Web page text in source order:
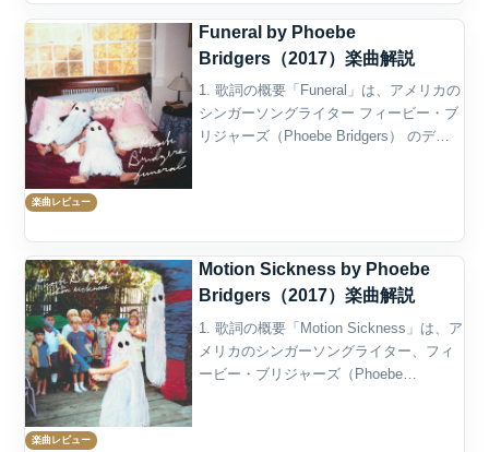
楽曲レビュー
Funeral by Phoebe
Bridgers（2017）楽曲解説
1. 歌詞の概要「Funeral」は、アメリカの
シンガーソングライター フィービー・ブ
リジャーズ（Phoebe Bridgers） のデビ
楽曲レビュー
Motion Sickness by Phoebe
Bridgers（2017）楽曲解説
1. 歌詞の概要「Motion Sickness」は、ア
メリカのシンガーソングライター、フィ
ービー・ブリジャーズ（Phoebe